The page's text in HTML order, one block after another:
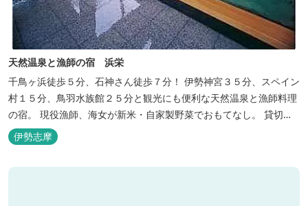
天然温泉と漁師の宿 浜栄
千鳥ヶ浜徒歩５分、石神さん徒歩７分！ 伊勢神宮３５分、スペイン
村１５分、鳥羽水族館２５分と観光にも便利な天然温泉と漁師料理
の宿。 現役漁師、海女が新米・自家製野菜でおもてなし。 貸切露
天風呂は４０分無料。
伊勢志摩